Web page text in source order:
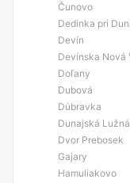
Čunovo
Dedinka pri
Devín
Devínska Nová
Doľany
Dubová
Dúbravka
Dunajská Lužná
Dvor Prebosek
Gajary
Hamuliakovo